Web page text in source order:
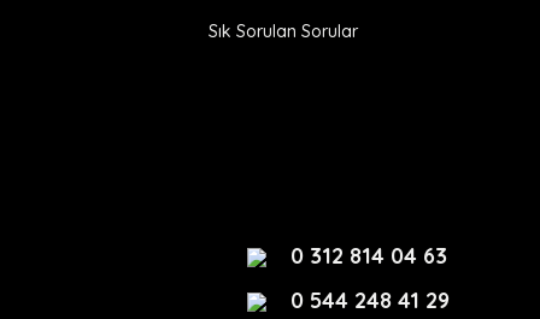
Sık Sorulan Sorular
0 312 814 04 63
0 544 248 41 29